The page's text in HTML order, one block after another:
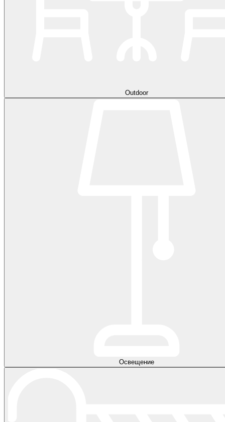
Outdoor
Освещение